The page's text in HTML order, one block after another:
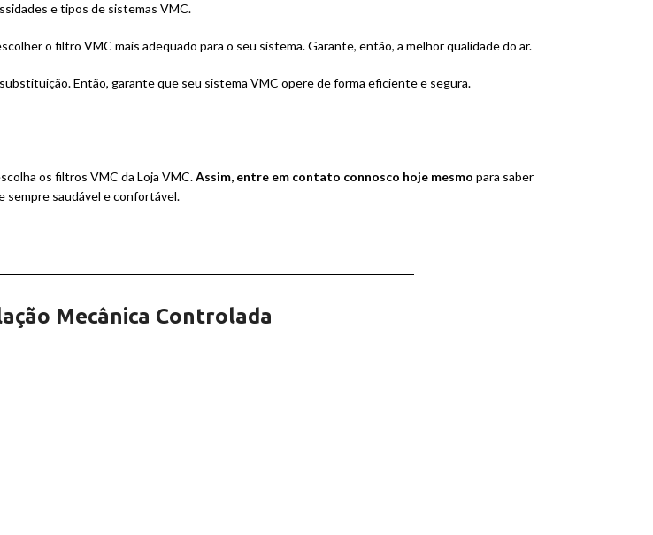
e tipos de sistemas VMC.
o filtro VMC mais adequado para o seu sistema. Garante, então, a melhor qualidade do ar.
Então, garante que seu sistema VMC opere de forma eficiente e segura.
os filtros VMC da Loja VMC.Assim, entre em contato connosco hoje mesmo para saber
sempre saudável e confortável.
Mecânica Controlada